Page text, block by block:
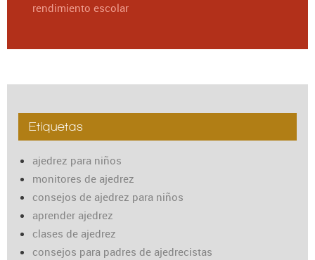
rendimiento escolar
Etiquetas
ajedrez para niños
monitores de ajedrez
consejos de ajedrez para niños
aprender ajedrez
clases de ajedrez
consejos para padres de ajedrecistas